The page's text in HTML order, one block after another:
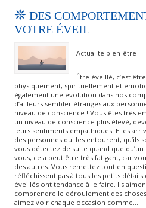
DES
VOTRE ÉVEIL
Actualité bien-être
Être éveillé, c’est
physiquement, spirituellement et
également une évolution dans nos
d’ailleurs sembler étranges aux
niveau de conscience ! Vous êtes très
un niveau de conscience plus élevé,
leurs sentiments empathiques. Elles
des personnes qui les entourent, qu’ils
vous détectez de suite quand
vous, cela peut être très fatigant, car
des autres. Vous remettez tout en
réfléchissent pas à tous les petits détails
éveillés ont tendance à le faire. Ils
comprendre le déroulement des
aimez voir chaque occasion comme…